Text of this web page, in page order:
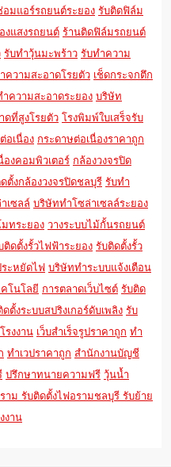
อมแอร์รถยนต์ระยอง รับติดฟิล์ม
งแสงรถยนต์ ร้านติดฟิล์มรถยนต์
รับทำวุ้นมะพร้าว รับทำความ
ความสะอาดโรยตัว เช็ดกระจกตึก
ความสะอาดระยอง บริษัท
ดที่สูงโรยตัว โรงพิมพ์ใบเสร็จรับ
อเนื่อง กระดาษต่อเนื่องราคาถูก
องคอมพิวเตอร์ กล้องวงจรปิด
ตั้งกล้องวงจรปิดชลบุรี รับทำ
เซลล์ บริษัททำโซล่าเซลล์ระยอง
ทระยอง วางระบบไม้กั้นรถยนต์
ติดตั้งรั้วไฟฟ้าระยอง รับติดตั้งรั้ว
ะหยัดไฟ บริษัททำระบบแจ้งเตือน
โนโลยี การตลาดเว็บไซต์ รับติด
ดตั้งระบบสปริงเกอร์ดับเพลิง รับ
รงงาน เว็บสำเร็จรูปราคาถูก ทำ
ทำเวปราคาถูก สำนักงานบัญชี
ปรึกษาทนายความฟรี วุ้นน้ำ
าม รับติดตั้งไฟอรามชลบุรี รับย้าย
งาน